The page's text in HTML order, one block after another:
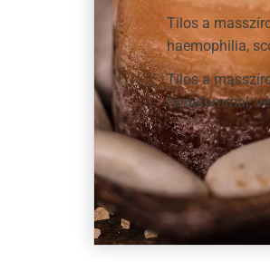
Tilos a
haemophilia,
Tilos a
fájdalommal,